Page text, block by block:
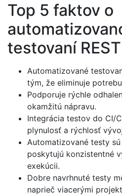
Top 5 faktov o
testovaní
Automatizované
tým, že eliminuje
Podporuje rýchle
okamžitú nápravu.
Integrácia testov do CI/
plynulosť a rýchlosť
Automatizované testy
poskytujú konzistentné
exekúcii.
Dobre navrhnuté testy
naprieč viacerými